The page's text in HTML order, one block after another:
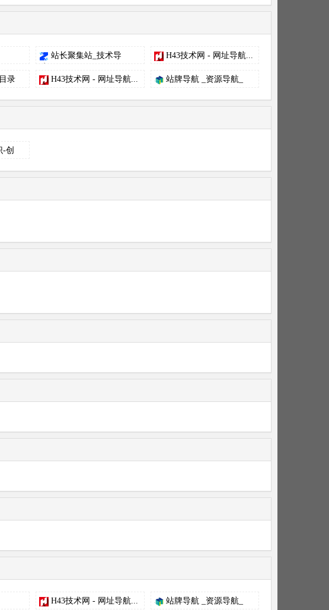
站长聚集站_技术导
H43技术网 - 网址导航...
录
H43技术网 - 网址导航...
站牌导航 _资源导航_
-创
H43技术网 - 网址导航...
站牌导航 _资源导航_